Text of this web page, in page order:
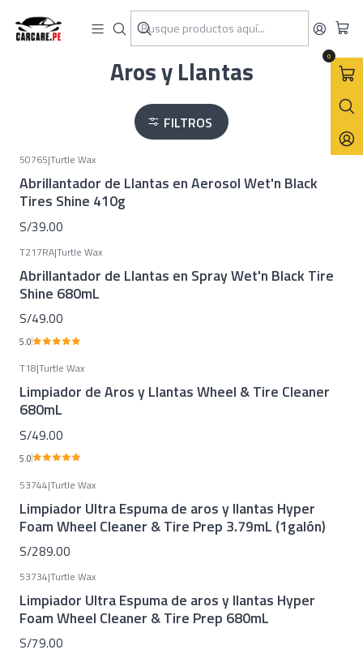
0
Inicio Aros y Llantas
Aros y Llantas
FILTROS
50765|Turtle Wax
Abrillantador de Llantas en Aerosol Wet'n Black
Tires Shine 410g
S/39.00
T217RA|Turtle Wax
Abrillantador de Llantas en Spray Wet'n Black Tire
Shine 680mL
S/49.00
5.0
T18|Turtle Wax
Limpiador de Aros y Llantas Wheel & Tire Cleaner
680mL
S/49.00
5.0
53744|Turtle Wax
Limpiador Ultra Espuma de aros y llantas Hyper
Foam Wheel Cleaner & Tire Prep 3.79mL (1galón)
S/289.00
53734|Turtle Wax
Limpiador Ultra Espuma de aros y llantas Hyper
Foam Wheel Cleaner & Tire Prep 680mL
S/79.00